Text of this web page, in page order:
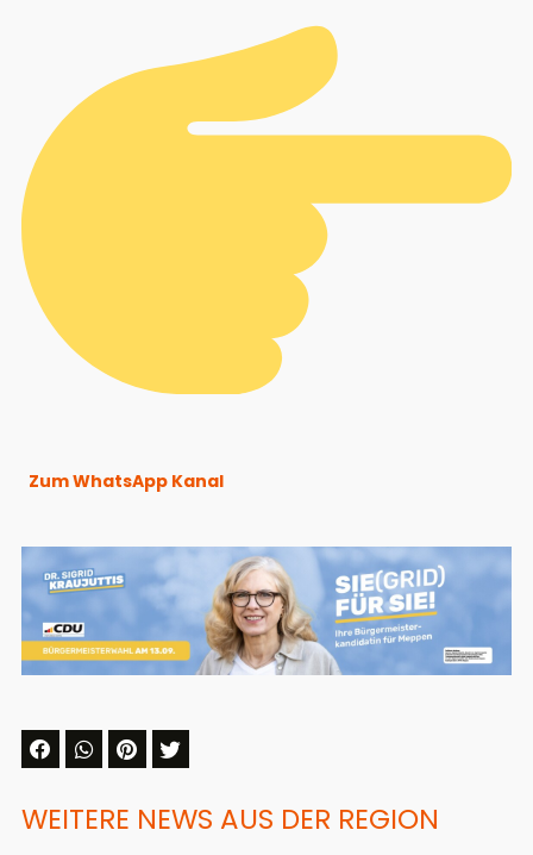
Zum WhatsApp Kanal
WEITERE NEWS AUS DER REGION